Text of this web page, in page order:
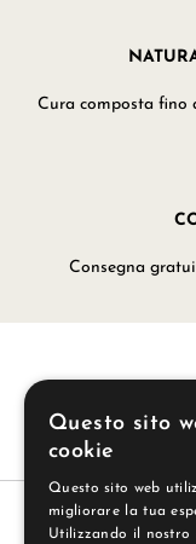
Cura composta fino
Consegna
Questo sito
cookie
Questo sito web
migliorare la tua
Utilizzando il nostro